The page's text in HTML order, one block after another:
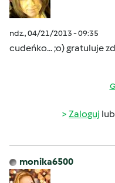
ndz., 04/21/2013 - 09:35
cudeńko... ;o) gratuluje
Zaloguj lub
monika6500